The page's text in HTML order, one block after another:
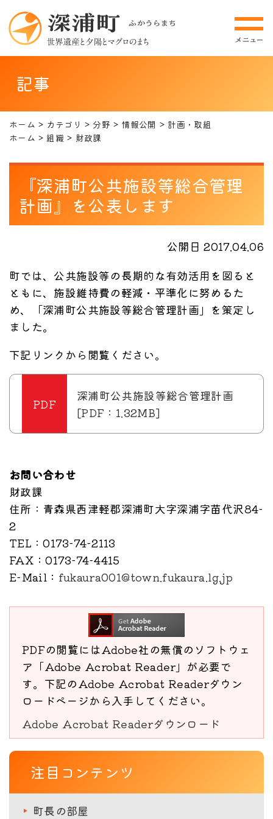
記事
ホーム カテゴリ 分野 情報公開
計画・取組
ホーム
組織 財政課
『深浦町公共施設等総合管理
計画』を公表します
公開日 2017.04.06
町では、公共施設等の長期的な有効活用を図ると
ともに、施設維持費の軽減・平準化に努めるた
め、「深浦町公共施設等総合管理計画」を策定し
ました。
下記リンクから閲覧ください。
深浦町公共施設等総合管理計画
[PDF：1.32MB]
お問い合わせ
財政課
住所 ：青森県西津軽郡深浦町大字深浦字苗代沢84-
2
TEL ：0173-74-2113
FAX ：0173-74-4415
E-Mail ： fukaura001@town.fukaura.lg.jp
PDFの閲覧にはAdobe社の無償のソフトウェ
ア「Adobe Acrobat Reader」が必要で
す。下記のAdobe Acrobat Readerダウン
ロードページから入手してください。
Adobe Acrobat Readerダウンロード
注目コンテンツ
町長の部屋